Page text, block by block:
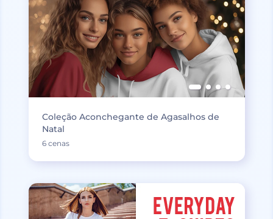
Coleção Aconchegante de Agasalhos de
Natal
6 cenas